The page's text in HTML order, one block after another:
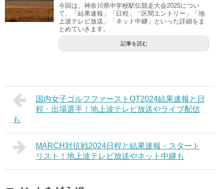
今回は、神奈川県中学校駅伝競走大会2025につい
て、「結果速報」「日程」「区間エントリー」「地
上波テレビ放送」「ネット中継」といった詳細をま
とめていきます。
記事を読む
国内女子ゴルフファーストQT2024結果速報と日
程・出場選手！地上波テレビ放送やライブ配信
も
MARCH対抗戦2024日程と結果速報・スタート
リスト！地上波テレビ放送やネット中継も